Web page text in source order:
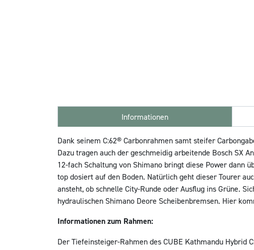
Informationen
Dank seinem C:62® Carbonrahmen samt steifer
Dazu tragen auch der geschmeidig arbeitende Bosch SX
12-fach Schaltung von Shimano bringt diese Power dann
top dosiert auf den Boden. Natürlich geht dieser Tourer
ansteht, ob schnelle City-Runde oder Ausflug ins Grüne.
hydraulischen Shimano Deore Scheibenbremsen. Hier
Informationen zum Rahmen:
Der Tiefeinsteiger-Rahmen des CUBE Kathmandu